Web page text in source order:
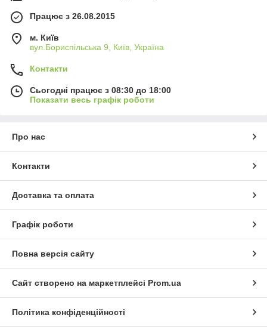
Працює з 26.08.2015
м. Київ
вул.Бориспільська 9, Київ, Україна
Контакти
Сьогодні працює з 08:30 до 18:00
Показати весь графік роботи
Про нас
Контакти
Доставка та оплата
Графік роботи
Повна версія сайту
Сайт створено на маркетплейсі Prom.ua
Політика конфіденційності